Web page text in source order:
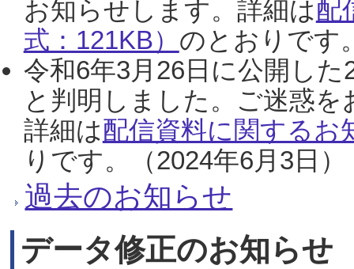
お知らせします。詳細は配
式：121KB） のとおりです
令和6年3月26日に公開し
と判明しました。ご迷惑
詳細は配信資料に関するお
りです。（2024年6月3日）
過去のお知らせ
データ修正のお知らせ